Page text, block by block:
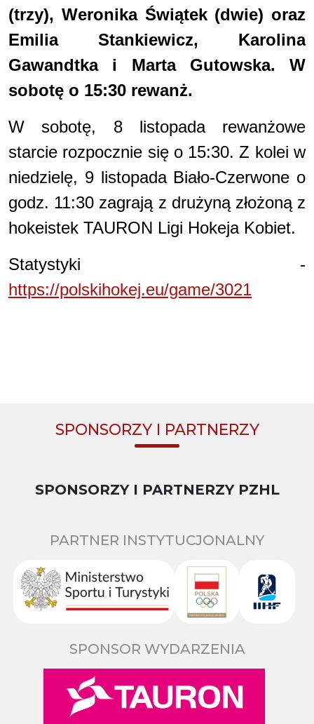
(trzy), Weronika Świątek (dwie) oraz
Emilia Stankiewicz, Karolina
Gawandtka i Marta Gutowska. W
sobotę o 15:30 rewanż.
W sobotę, 8 listopada rewanżowe
starcie rozpocznie się o 15:30. Z kolei w
niedzielę, 9 listopada Biało-Czerwone o
godz. 11:30 zagrają z drużyną złożoną z
hokeistek TAURON Ligi Hokeja Kobiet.
Statystyki -
https://polskihokej.eu/game/3021
SPONSORZY I PARTNERZY
SPONSORZY I PARTNERZY PZHL
PARTNER INSTYTUCJONALNY
SPONSOR WYDARZENIA